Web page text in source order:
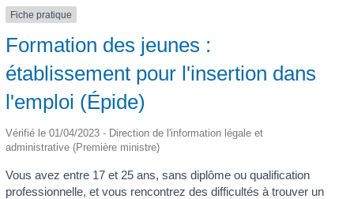
Fiche pratique
Formation des jeunes :
établissement pour l'insertion dans
l'emploi (Épide)
Vérifié le 01/04/2023 - Direction de l'information légale et
administrative (Première ministre)
Vous avez entre 17 et 25 ans, sans diplôme ou qualification
professionnelle, et vous rencontrez des difficultés à trouver un